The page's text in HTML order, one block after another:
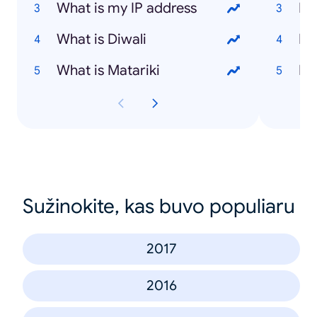
What is my IP address
What is Diwali
What is Matariki
Sužinokite, kas buvo populiaru
2017
2016